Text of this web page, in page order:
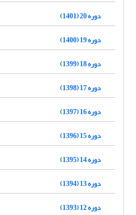
دوره 20 (1401)
دوره 19 (1400)
دوره 18 (1399)
دوره 17 (1398)
دوره 16 (1397)
دوره 15 (1396)
دوره 14 (1395)
دوره 13 (1394)
دوره 12 (1393)